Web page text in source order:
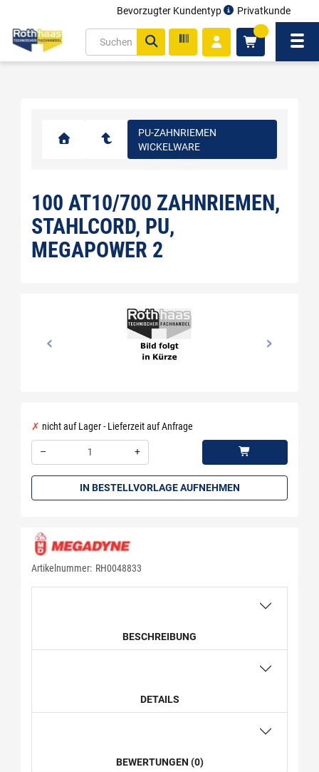
Bevorzugter Kundentyp Privatkunde
PU-ZAHNRIEMEN
WICKELWARE
100 AT10/700 ZAHNRIEMEN,
STAHLCORD, PU,
MEGAPOWER 2
nicht auf Lager - Lieferzeit auf Anfrage
–
+
IN BESTELLVORLAGE AUFNEHMEN
Artikelnummer: RH0048833
BESCHREIBUNG
DETAILS
BEWERTUNGEN (0)